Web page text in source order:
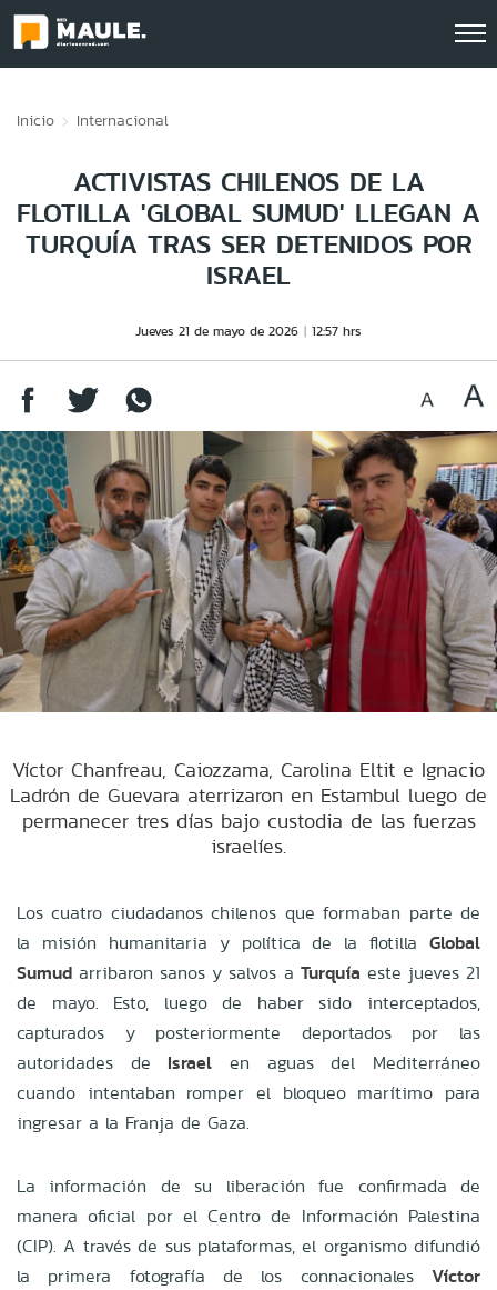
Inicio Internacional
ACTIVISTAS CHILENOS DE LA
FLOTILLA 'GLOBAL SUMUD' LLEGAN A
TURQUÍA TRAS SER DETENIDOS POR
ISRAEL
Jueves 21 de mayo de 2026 12:57 hrs
Víctor Chanfreau, Caiozzama, Carolina Eltit e Ignacio
Ladrón de Guevara aterrizaron en Estambul luego de
permanecer tres días bajo custodia de las fuerzas
israelíes.
Los cuatro ciudadanos chilenos que formaban parte de
la misión humanitaria y política de la flotilla Global
Sumud arribaron sanos y salvos a Turquía este jueves 21
de mayo. Esto, luego de haber sido interceptados,
capturados y posteriormente deportados por las
autoridades de Israel en aguas del Mediterráneo
cuando intentaban romper el bloqueo marítimo para
ingresar a la Franja de Gaza.
La información de su liberación fue confirmada de
manera oficial por el Centro de Información Palestina
(CIP). A través de sus plataformas, el organismo difundió
la primera fotografía de los connacionales Víctor